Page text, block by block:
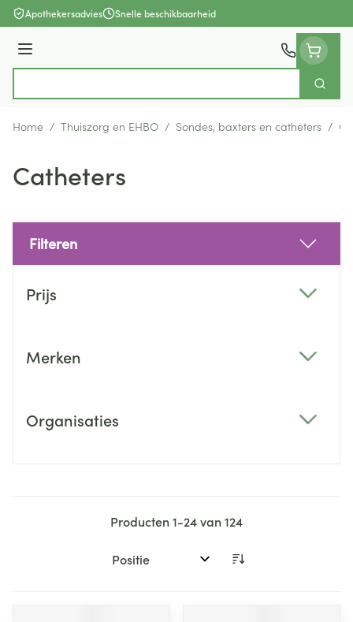
Ga naar de inhoud
Apothekersadvies Snelle beschikbaarheid
Menu
Zoek
Home / Thuiszorg en EHBO / Sondes, baxters en catheters /
Catheters
Filteren
Prijs
Merken
Organisaties
Producten1-24van124
Sorteer op: